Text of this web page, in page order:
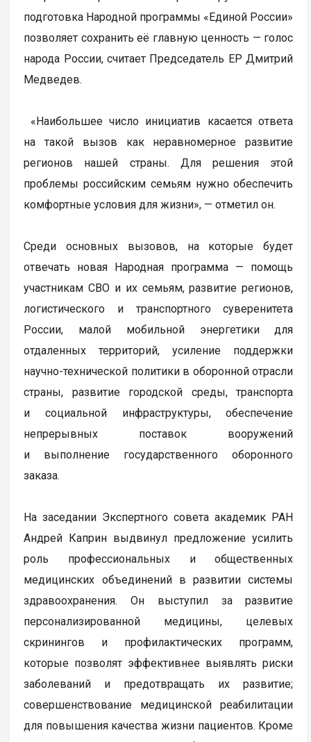
подготовка Народной программы «Единой России»
позволяет сохранить её главную ценность — голос
народа России, считает Председатель ЕР Дмитрий
Медведев.
«Наибольшее число инициатив касается ответа
на такой вызов как неравномерное развитие
регионов нашей страны. Для решения этой
проблемы российским семьям нужно обеспечить
комфортные условия для жизни», — отметил он.
Среди основных вызовов, на которые будет
отвечать новая Народная программа — помощь
участникам СВО и их семьям, развитие регионов,
логистического и транспортного суверенитета
России, малой мобильной энергетики для
отдаленных территорий, усиление поддержки
научно-технической политики в оборонной отрасли
страны, развитие городской среды, транспорта
и социальной инфраструктуры, обеспечение
непрерывных поставок вооружений
и выполнение государственного оборонного
заказа.
На заседании Экспертного совета академик РАН
Андрей Каприн выдвинул предложение усилить
роль профессиональных и общественных
медицинских объединений в развитии системы
здравоохранения. Он выступил за развитие
персонализированной медицины, целевых
скринингов и профилактических программ,
которые позволят эффективнее выявлять риски
заболеваний и предотвращать их развитие;
совершенствование медицинской реабилитации
для повышения качества жизни пациентов. Кроме